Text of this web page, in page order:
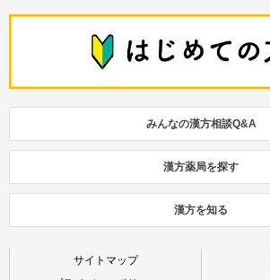
牛車腎気丸（ｺﾞｼｬｼﾞﾝｷｶﾞﾝ）
呉茱萸湯（ｺﾞｼｭﾕﾄｳ）
小柴胡湯（ｼｮｳｻｲｺﾄｳ）
小青竜湯（ｼｮｳｾｲﾘｭｳﾄｳ）
参蘇飲（ｼﾞﾝｿｲﾝ）
清上防風湯（ｾｲｼﾞｮｳﾎﾞｳﾌｳﾄｳ）
清暑益気湯（ｾｲｼｮｴｯｷﾄｳ）
清肺湯（ｾｲﾊｲﾄｳ）
補中益気湯（ﾎﾁｭｳｴｯｷﾄｳ）
みんなの漢方相談Q&A
漢方薬局を探す
漢方を知る
サイトマップ